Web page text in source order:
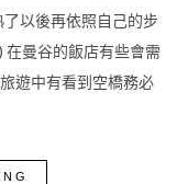
以後再依照自己的步
曼谷的飯店有些會需
遊中有看到空橋務必